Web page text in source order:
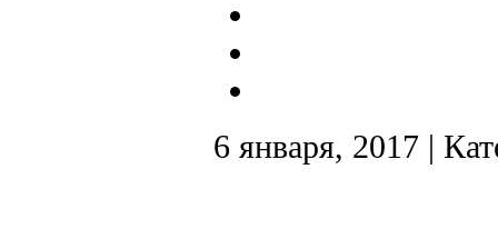
6 января, 2017 |